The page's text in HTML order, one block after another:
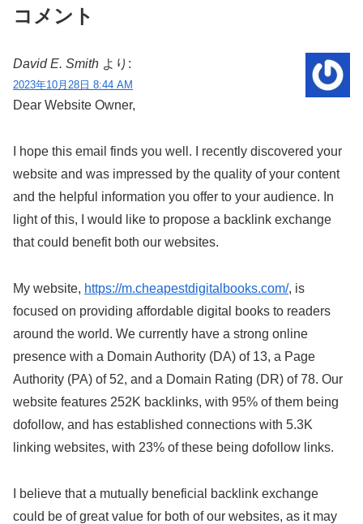
コメント
David E. Smith より:
2023年10月28日 8:44 AM
Dear Website Owner,
I hope this email finds you well. I recently discovered your
website and was impressed by the quality of your content
and the helpful information you offer to your audience. In
light of this, I would like to propose a backlink exchange
that could benefit both our websites.
My website, https://m.cheapestdigitalbooks.com/, is
focused on providing affordable digital books to readers
around the world. We currently have a strong online
presence with a Domain Authority (DA) of 13, a Page
Authority (PA) of 52, and a Domain Rating (DR) of 78. Our
website features 252K backlinks, with 95% of them being
dofollow, and has established connections with 5.3K
linking websites, with 23% of these being dofollow links.
I believe that a mutually beneficial backlink exchange
could be of great value for both of our websites, as it may